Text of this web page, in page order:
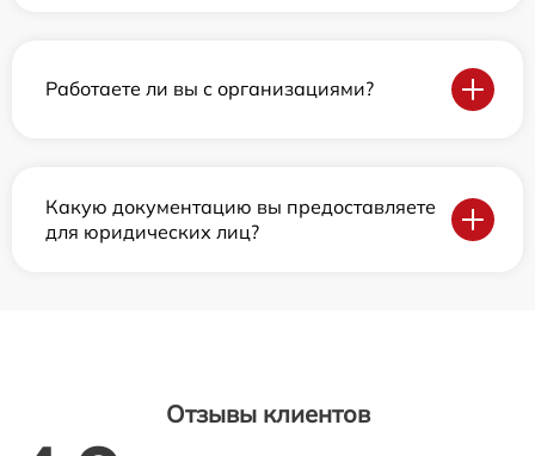
Работаете ли вы с организациями?
Какую документацию вы предоставляете
для юридических лиц?
Отзывы клиентов